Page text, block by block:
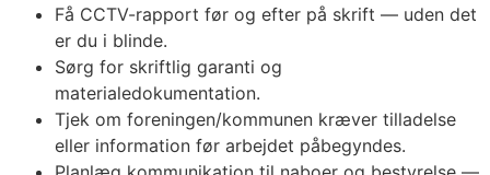
Få CCTV-rapport før og efter på skrift — uden det
er du i blinde.
Sørg for skriftlig garanti og
materialedokumentation.
Tjek om foreningen/kommunen kræver tilladelse
eller information før arbejdet påbegyndes.